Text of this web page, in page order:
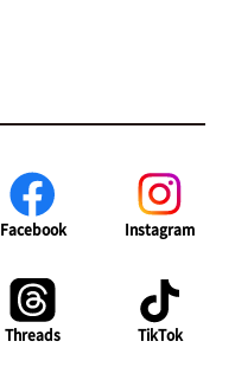
Facebook Instagram
Threads TikTok